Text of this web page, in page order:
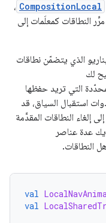
CompositionLocal ،
مرِّر النطاقات كمعلَمات إلى
الذي يتضمّن نطاقات
لك
التي تريد حفظها
استقبال السياق، قد
إلغاء النطاقات المقدَّمة
عدة عناصر
النطاقات.
val
val